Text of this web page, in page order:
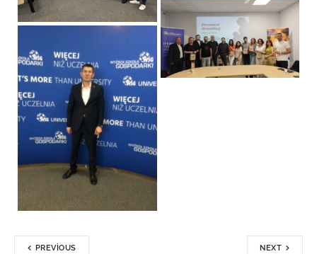
PREVIOUS NEXT